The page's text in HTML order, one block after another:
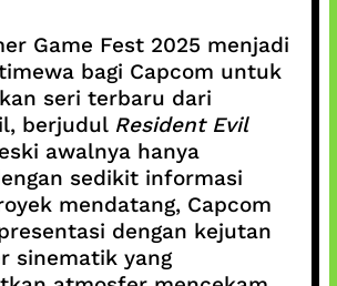
Game Fest 2025 menjadi
bagi Capcom untuk
seri terbaru dari
berjudul Resident Evil
awalnya hanya
sedikit informasi
mendatang, Capcom
dengan kejutan
sinematik yang